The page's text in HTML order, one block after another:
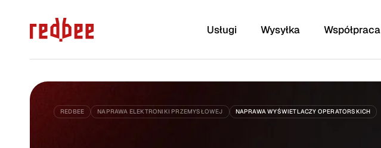
Usługi Wysyłka Współpraca
REDBEE NAPRAWA ELEKTRONIKI PRZEMYSŁOWEJ NAPRAWA WYŚWIETLACZY OPERATORSKICH